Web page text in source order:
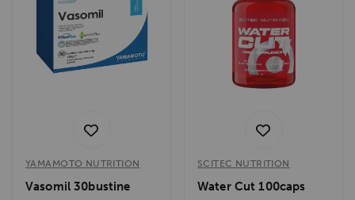
YAMAMOTO NUTRITION
Vasomil 30bustine
SCITEC NUTRITION
Water Cut 100caps